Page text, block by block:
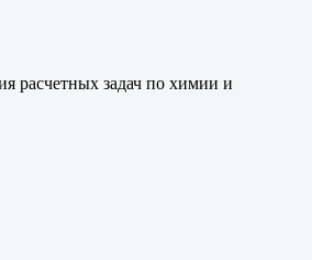
расчетных задач по химии и